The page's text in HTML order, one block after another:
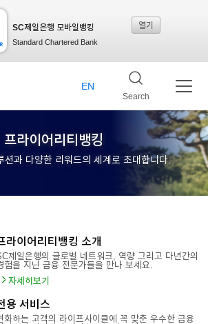
SC제일은행 모바일뱅킹
Standard Chartered Bank
열기
Search
EN
프라이어리티뱅킹
션과 다양한 리워드의 세계로 초대합니다.
라이어리티뱅킹 소개
제일은행의 글로벌 네트워크, 역량 그리고 다년간의
험을 지닌 금융 전문가들을 만나 보세요.
자세히보기
용 서비스
화하는 고객의 라이프사이클에 꼭 맞춘 우수한 금융